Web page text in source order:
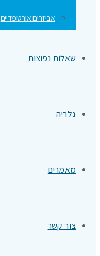
אביזרים אורטופדיים
שאלות נפוצות
גלריה
מאמרים
צור קשר